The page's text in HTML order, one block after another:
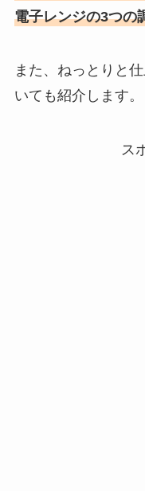
電子レンジの3つの
また、ねっとりと
いても紹介します。
ス